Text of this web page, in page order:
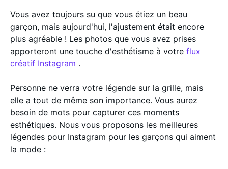
Vous avez toujours su que vous étiez un beau
garçon, mais aujourd'hui, l'ajustement était encore
plus agréable ! Les photos que vous avez prises
apporteront une touche d'esthétisme à votre flux
créatif Instagram .
Personne ne verra votre légende sur la grille, mais
elle a tout de même son importance. Vous aurez
besoin de mots pour capturer ces moments
esthétiques. Nous vous proposons les meilleures
légendes pour Instagram pour les garçons qui aiment
la mode :